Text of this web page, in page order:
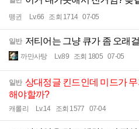
뗑귄 Lv.66 조회 1714 07-05
일반 저티어는 그냥 큐가 좀 오래
까만사탕 Lv.89 조회 1805 07-05
일반 상대정글 킨드인데 미드가
해야할까?
캐롤리 Lv.14 조회 1577 07-04